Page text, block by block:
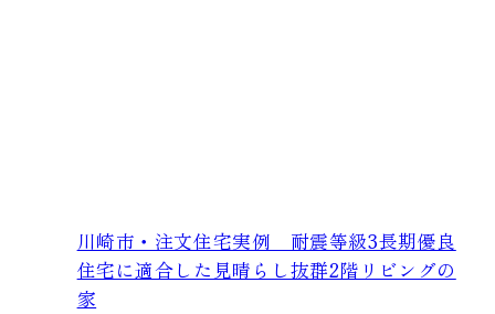
川崎市・注文住宅実例 耐震等級3長期優良
住宅に適合した見晴らし抜群2階リビングの
家